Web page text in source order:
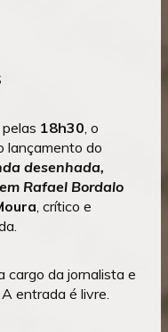
pelas 18h30, o
lançamento do
desenhada,
Rafael Bordalo
, crítico e
cargo da jornalista e
A entrada é livre.